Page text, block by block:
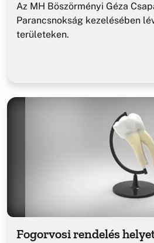
Az MH Böszörményi Géza
Parancsnokság kezelésében
területeken.
Fogorvosi rendelés